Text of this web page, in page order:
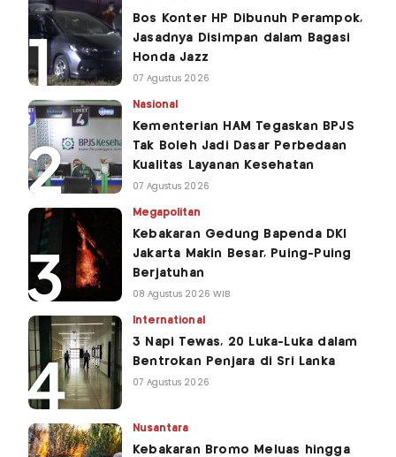
Bos Konter HP Dibunuh Perampok,
Jasadnya Disimpan dalam Bagasi
Honda Jazz
07 Agustus 2026
Nasional
Kementerian HAM Tegaskan BPJS
Tak Boleh Jadi Dasar Perbedaan
Kualitas Layanan Kesehatan
07 Agustus 2026
Megapolitan
Kebakaran Gedung Bapenda DKI
Jakarta Makin Besar, Puing-Puing
Berjatuhan
08 Agustus 2026 WIB
International
3 Napi Tewas, 20 Luka-Luka dalam
Bentrokan Penjara di Sri Lanka
07 Agustus 2026
Nusantara
Kebakaran Bromo Meluas hingga